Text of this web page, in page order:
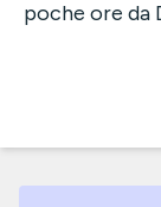
poche ore da